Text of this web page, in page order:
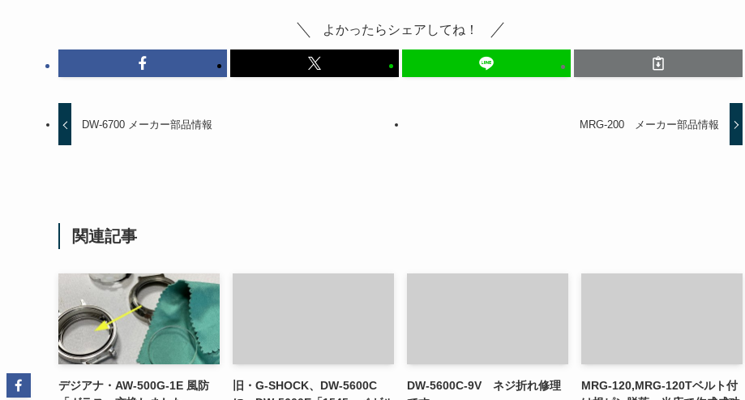
よかったらシェアしてね！
DW-6700 メーカー部品情報 MRG-200 メーカー部品情報
関連記事
デジアナ・AW-500G-1E 風防
旧・G-SHOCK、DW-5600C
DW-5600C-9V ネジ折れ修理
MRG-120,MRG-120Tベルト付